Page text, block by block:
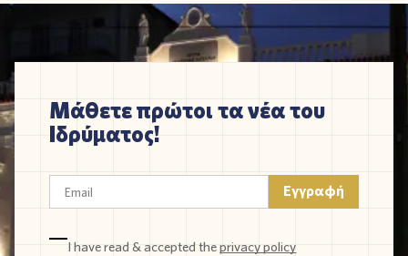
Μάθετε πρώτοι τα νέα του
Ιδρύματος!
I have read & accepted theprivacy policy